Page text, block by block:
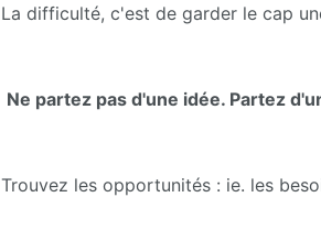
La difficulté, c'est de garder le cap
Ne partez pas d'une idée. Partez
Trouvez les opportunités : ie. les